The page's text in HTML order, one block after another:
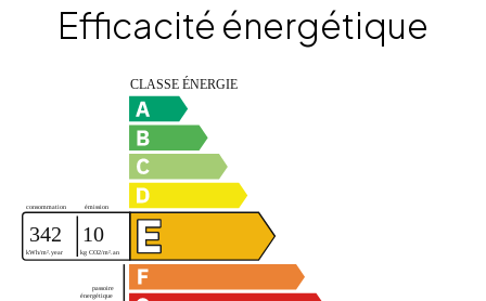
Efficacité énergétique